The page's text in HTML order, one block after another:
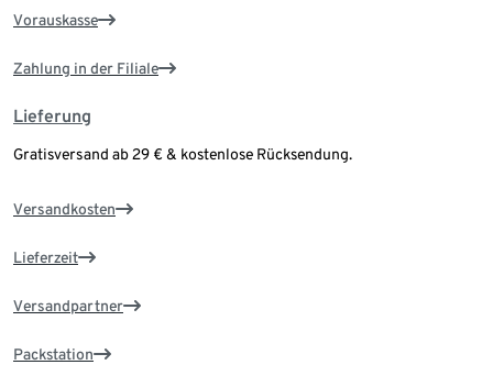
Vorauskasse
Zahlung in der Filiale
Lieferung
Gratisversand ab 29 € & kostenlose Rücksendung.
Versandkosten
Lieferzeit
Versandpartner
Packstation